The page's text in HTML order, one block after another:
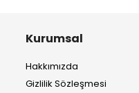
Kurumsal
Hakkımızda
Gizlilik Sözleşmesi